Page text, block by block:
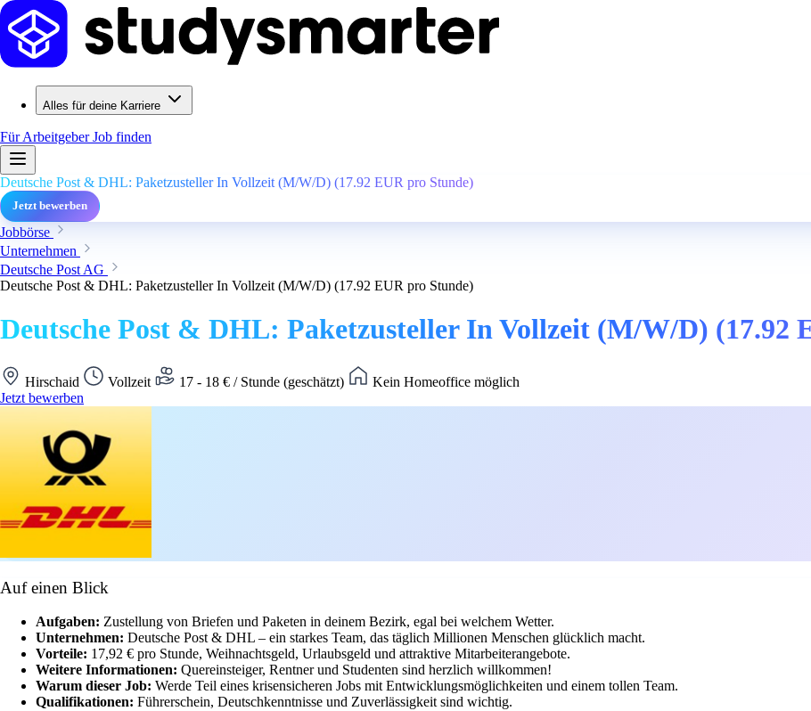
Alles für deine Karriere
Für ArbeitgeberJob finden
Deutsche Post & DHL: Paketzusteller In Vollzeit (M/W/D) (17.92 EUR pro Stunde)
Jetzt bewerben
Jobbörse
Unternehmen
Deutsche Post AG
Deutsche Post & DHL: Paketzusteller In Vollzeit (M/W/D) (17.92 EUR pro Stunde)
Deutsche Post & DHL: Paketzusteller In Vollzeit (M/W/D) (17.92
Hirschaid Vollzeit 17 - 18 € / Stunde (geschätzt)
Kein Homeoffice möglich
Jetzt bewerben
Auf einen Blick
Aufgaben: Zustellung von Briefen und Paketen in deinem Bezirk, egal bei welchem Wetter.
Unternehmen: Deutsche Post & DHL – ein starkes Team, das täglich Millionen Menschen glücklich macht.
Vorteile: 17,92 € pro Stunde, Weihnachtsgeld, Urlaubsgeld und attraktive Mitarbeiterangebote.
Weitere Informationen: Quereinsteiger, Rentner und Studenten sind herzlich willkommen!
Warum dieser Job: Werde Teil eines krisensicheren Jobs mit Entwicklungsmöglichkeiten und einem tollen Team.
Qualifikationen: Führerschein, Deutschkenntnisse und Zuverlässigkeit sind wichtig.